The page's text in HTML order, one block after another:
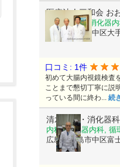
医療法人三和会 お
循環器内科, 消化器
広島県広島市中区大
口コミ: 1件
初めて大腸内視鏡検査
ことまで懇切丁寧に説
っている間に終わ... 続
清水内科・消化器科
内科, 消化器内科, 循
広島県広島市中区富